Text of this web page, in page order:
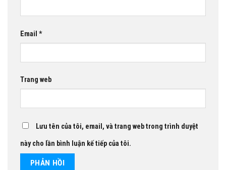
Email *
Trang web
Lưu tên của tôi, email, và trang web trong trình duyệt
này cho lần bình luận kế tiếp của tôi.